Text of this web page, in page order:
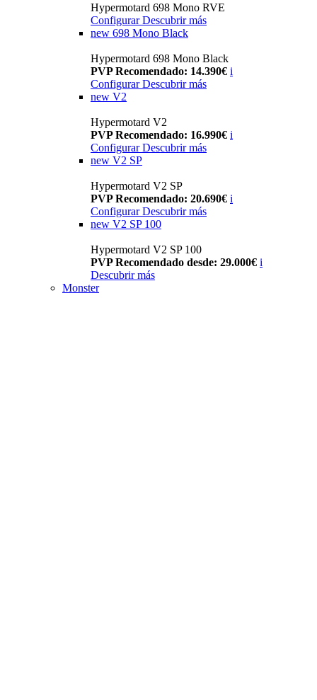
Hypermotard 698 Mono RVE
Configurar Descubrir más
new 698 Mono Black
Hypermotard 698 Mono Black
PVP Recomendado: 14.390€ i
Configurar Descubrir más
new V2
Hypermotard V2
PVP Recomendado: 16.990€ i
Configurar Descubrir más
new V2 SP
Hypermotard V2 SP
PVP Recomendado: 20.690€ i
Configurar Descubrir más
new V2 SP 100
Hypermotard V2 SP 100
PVP Recomendado desde: 29.000€ i
Descubrir más
Monster